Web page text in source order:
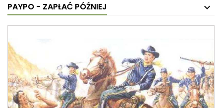
PAYPO - ZAPŁAĆ PÓŹNIEJ